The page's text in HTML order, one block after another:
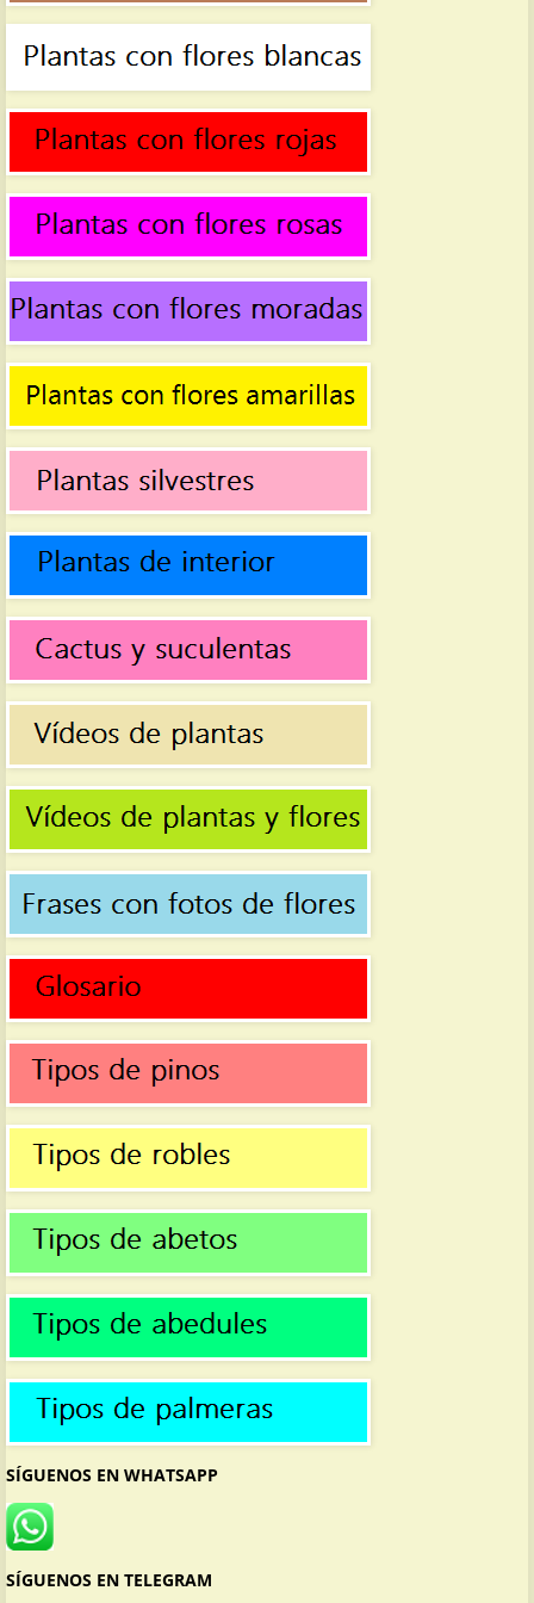
SÍGUENOS EN WHATSAPP
SÍGUENOS EN TELEGRAM